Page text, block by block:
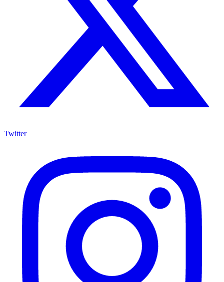
Twitter